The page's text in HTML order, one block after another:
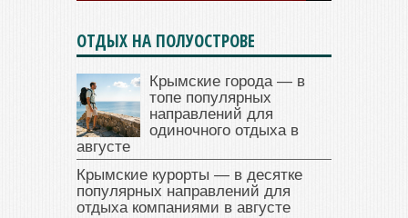
ОТДЫХ НА ПОЛУОСТРОВЕ
Крымские города — в
топе популярных
направлений для
одиночного отдыха в
августе
Крымские курорты — в десятке
популярных направлений для
отдыха компаниями в августе